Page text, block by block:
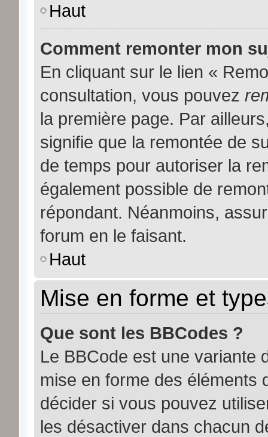
Haut
Comment remonter mon
En cliquant sur le lien «
consultation, vous pouvez
la première page. Par
signifie que la remontée de
de temps pour autoriser la
également possible de
répondant. Néanmoins,
forum en le faisant.
Haut
Mise en forme et
Que sont les BBCodes ?
Le BBCode est une variante
mise en forme des éléments
décider si vous pouvez
les désactiver dans chacun